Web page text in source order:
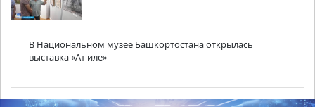
В Национальном музее Башкортостана открылась
выставка «Ат иле»